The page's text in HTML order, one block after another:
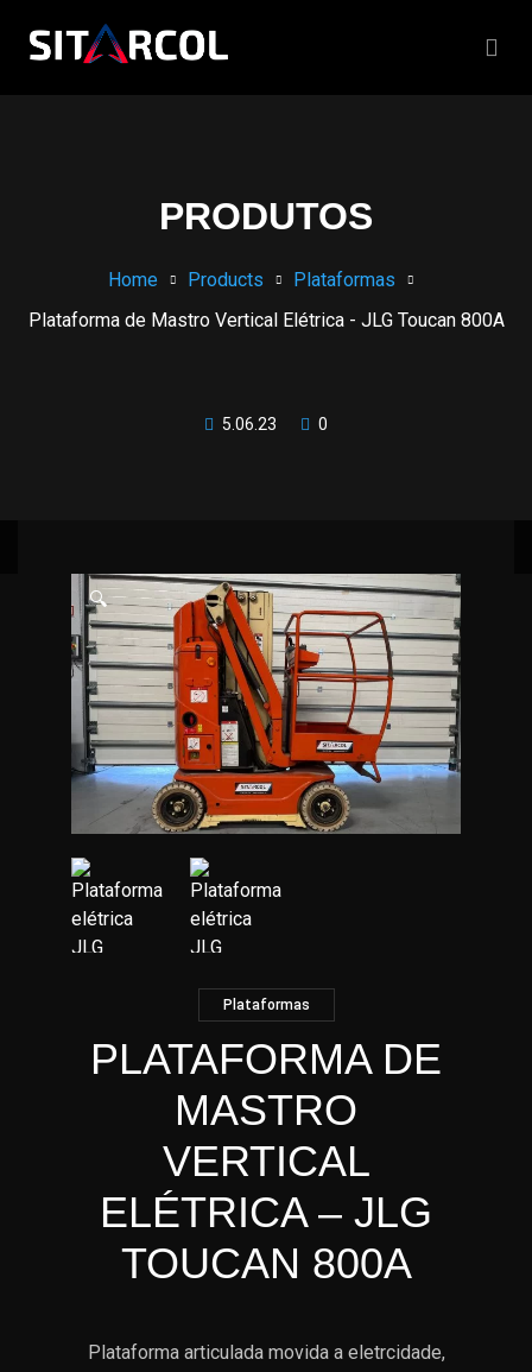
PRODUTOS
Home Products
Plataformas
Plataforma de Mastro Vertical Elétrica - JLG Toucan 800A
5.06.23 0
🔍
Plataformas
PLATAFORMA DE
MASTRO
VERTICAL
ELÉTRICA – JLG
TOUCAN 800A
Plataforma articulada movida a eletrcidade,